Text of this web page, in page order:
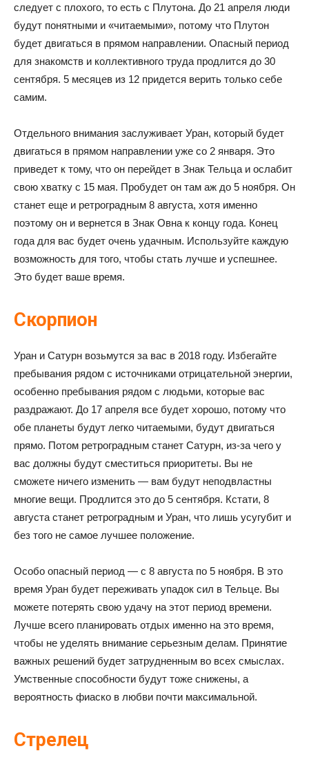
следует с плохого, то есть с Плутона. До 21 апреля люди
будут понятными и «читаемыми», потому что Плутон
будет двигаться в прямом направлении. Опасный период
для знакомств и коллективного труда продлится до 30
сентября. 5 месяцев из 12 придется верить только себе
самим.
Отдельного внимания заслуживает Уран, который будет
двигаться в прямом направлении уже со 2 января. Это
приведет к тому, что он перейдет в Знак Тельца и ослабит
свою хватку с 15 мая. Пробудет он там аж до 5 ноября. Он
станет еще и ретроградным 8 августа, хотя именно
поэтому он и вернется в Знак Овна к концу года. Конец
года для вас будет очень удачным. Используйте каждую
возможность для того, чтобы стать лучше и успешнее.
Это будет ваше время.
Скорпион
Уран и Сатурн возьмутся за вас в 2018 году. Избегайте
пребывания рядом с источниками отрицательной энергии,
особенно пребывания рядом с людьми, которые вас
раздражают. До 17 апреля все будет хорошо, потому что
обе планеты будут легко читаемыми, будут двигаться
прямо. Потом ретроградным станет Сатурн, из-за чего у
вас должны будут сместиться приоритеты. Вы не
сможете ничего изменить — вам будут неподвластны
многие вещи. Продлится это до 5 сентября. Кстати, 8
августа станет ретроградным и Уран, что лишь усугубит и
без того не самое лучшее положение.
Особо опасный период — с 8 августа по 5 ноября. В это
время Уран будет переживать упадок сил в Тельце. Вы
можете потерять свою удачу на этот период времени.
Лучше всего планировать отдых именно на это время,
чтобы не уделять внимание серьезным делам. Принятие
важных решений будет затрудненным во всех смыслах.
Умственные способности будут тоже снижены, а
вероятность фиаско в любви почти максимальной.
Стрелец